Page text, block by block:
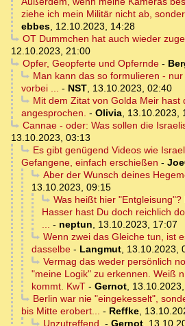
ziehe ich mein Militär nicht ab,
ebbes, 12.10.2023, 14:28
OT Dummchen hat auch wieder
12.10.2023, 21:00
Opfer, Geopferte und Opfernde-
Man kann das so formulieren -
vorbei ... - NST, 13.10.2023, 02:40
Mit dem Zitat von Golda Meir hast
angesprochen. - Olivia, 13.10.2023,
Cannae - oder: Was sollen die
13.10.2023, 03:13
Es gibt genügend Videos wie
Gefangene, einfach erschießen -
Aber der Wunsch deines
13.10.2023, 09:15
Was heißt hier
Hasser hast Du doch reichlich
... - neptun, 13.10.2023, 17:07
Wenn zwei das Gleiche tun, ist
dasselbe - Langmut, 13.10.2023,
Vermag das weder persönlich
"meine Logik" zu erkennen. Weiß
kommt. KwT - Gernot,
Berlin war nie "eingekesselt",
bis Mitte erobert... - Reffke,
Unzutreffend. - Gernot,